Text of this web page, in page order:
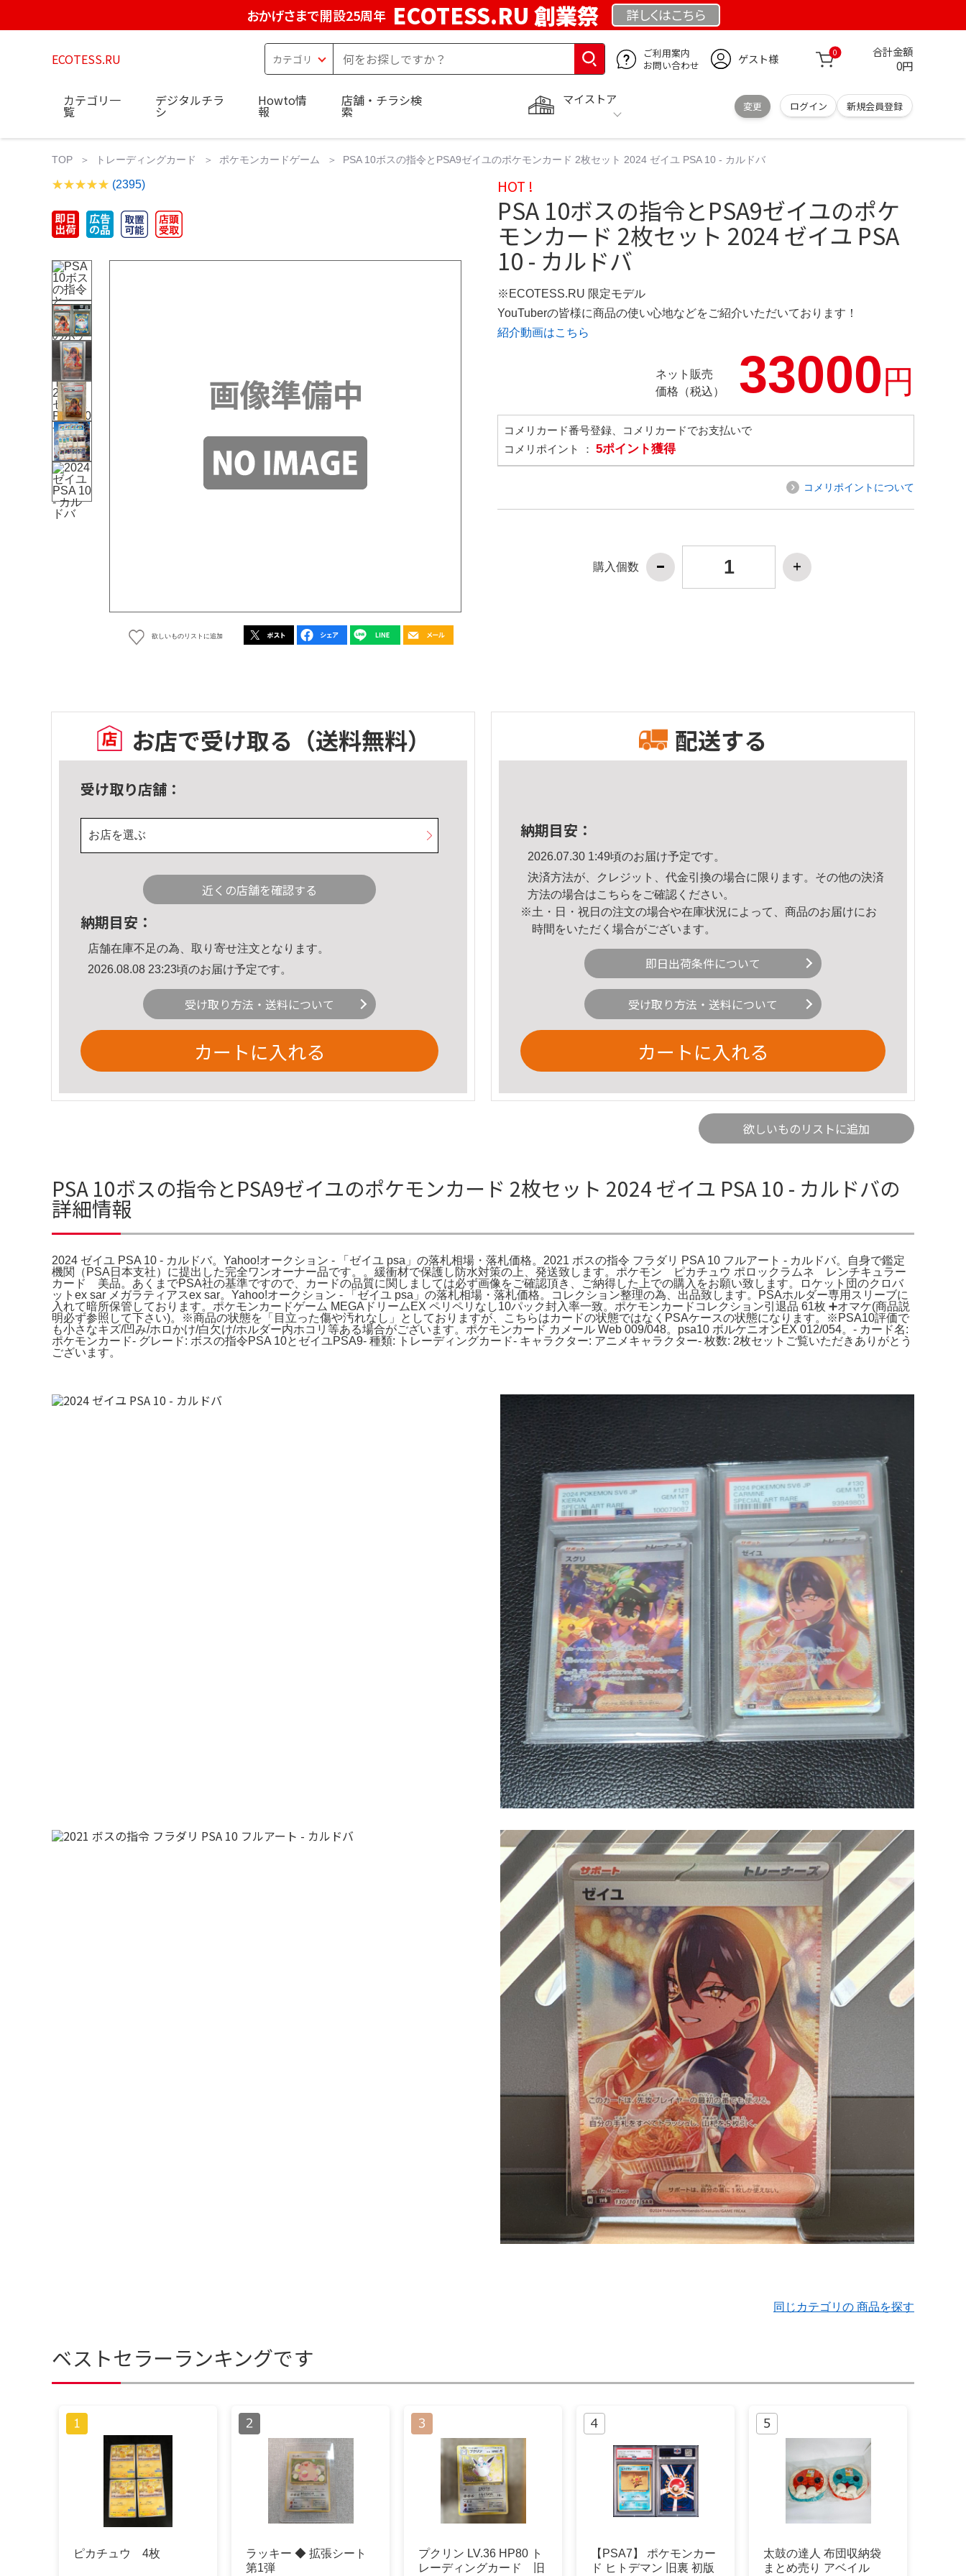
おかげさまで開設25周年 ECOTESS.RU 創業祭 詳しくはこちら
ECOTESS.RU
ご利用案内
お問い合わせ
ゲスト様 0 合計金額
0円
マイストア
変更 ログイン 新規会員登録
カテゴリ一
覧
デジタルチラ
シ
Howto情
報
店舗・チラシ検
索
TOP トレーディングカード ポケモンカードゲーム PSA 10ボスの指令とPSA9ゼイユのポケモンカード 2枚セット 2024 ゼイユ PSA 10 - カルドバ
(2395)
欲しいものリストに追加
HOT !
PSA 10ボスの指令とPSA9ゼイユのポケ
モンカード 2枚セット 2024 ゼイユ PSA
10 - カルドバ
※ECOTESS.RU 限定モデル
YouTuberの皆様に商品の使い心地などをご紹介いただいております！
紹介動画はこちら
ネット販売
価格（税込）
33000円
コメリカード番号登録、コメリカードでお支払いで
コメリポイント ： 5ポイント獲得
コメリポイントについて
購入個数
お店で受け取る （送料無料）
受け取り店舗：
お店を選ぶ
近くの店舗を確認する
納期目安：
店舗在庫不足の為、取り寄せ注文となります。
2026.08.08 23:23頃のお届け予定です。
受け取り方法・送料について
カートに入れる
配送する
納期目安：
2026.07.30 1:49頃のお届け予定です。
決済方法が、クレジット、代金引換の場合に限ります。その他の決済
方法の場合はこちら をご確認ください。
※土・日・祝日の注文の場合や在庫状況によって、商品のお届けにお
時間をいただく場合がございます。
即日出荷条件について
受け取り方法・送料について
カートに入れる
欲しいものリストに追加
PSA 10ボスの指令とPSA9ゼイユのポケモンカード 2枚セット 2024 ゼイユ PSA 10 - カルドバの
詳細情報
2024 ゼイユ PSA 10 - カルドバ。Yahoo!オークション - 「ゼイユ psa」の落札相場・落札価格。2021 ボスの指令 フラダリ PSA 10 フルアート - カルドバ。自身で鑑定
機関（PSA日本支社）に提出した完全ワンオーナー品です。。緩衝材で保護し防水対策の上、発送致します。ポケモン ピカチュウ ポロックラムネ レンチキュラー
カード 美品。あくまでPSA社の基準ですので、カードの品質に関しましては必ず画像をご確認頂き、ご納得した上での購入をお願い致します。ロケット団のクロバ
ットex sar メガラティアスex sar。Yahoo!オークション - 「ゼイユ psa」の落札相場・落札価格。コレクション整理の為、出品致します。PSAホルダー専用スリーブに
入れて暗所保管しております。ポケモンカードゲーム MEGAドリームEX ペリペリなし10パック封入率一致。ポケモンカードコレクション引退品 61枚 ➕オマケ(商品説
明必ず参照して下さい)。※商品の状態を「目立った傷や汚れなし」としておりますが、こちらはカードの状態ではなくPSAケースの状態になります。※PSA10評価で
も小さなキズ/凹み/ホロかけ/白欠け/ホルダー内ホコリ等ある場合がございます。ポケモンカード カメール Web 009/048。psa10 ボルケニオンEX 012/054。- カード名:
ポケモンカード- グレード: ボスの指令PSA 10とゼイユPSA9- 種類: トレーディングカード- キャラクター: アニメキャラクター- 枚数: 2枚セットご覧いただきありがとう
ございます。
同じカテゴリの 商品を探す
ベストセラーランキングです
ピカチュウ 4枚
ラッキー ◆ 拡張シート
第1弾
プクリン LV.36 HP80 ト
レーディングカード 旧
【PSA7】 ポケモンカー
ド ヒトデマン 旧裏 初版
太鼓の達人 布団収納袋
まとめ売り アベイル